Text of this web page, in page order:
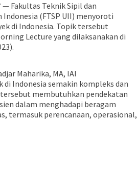
— Fakultas Teknik Sipil dan
(FTSP UII) menyoroti
di Indonesia. Topik tersebut
Lecture yang dilaksanakan di
Maharika, MA, IAI
Indonesia semakin kompleks dan
membutuhkan pendekatan
dalam menghadapi beragam
termasuk perencanaan, operasional,